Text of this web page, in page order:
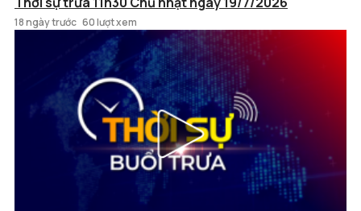
18 ngày trước 60 lượt xem